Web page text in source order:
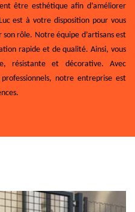
être esthétique afin d’améliorer
est à votre disposition pour vous
rôle. Notre équipe d’artisans est
rapide et de qualité. Ainsi, vous
résistante et décorative. Avec
notre entreprise est